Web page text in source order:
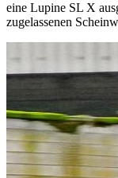
eine Lupine SL X
zugelassenen